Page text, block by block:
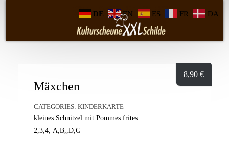
Mäxchen
CATEGORIES:KINDERKARTE
kleines Schnitzel mit Pommes frites
2,3,4, A,B,,D,G
8,90 €
DE EN ES FR DA